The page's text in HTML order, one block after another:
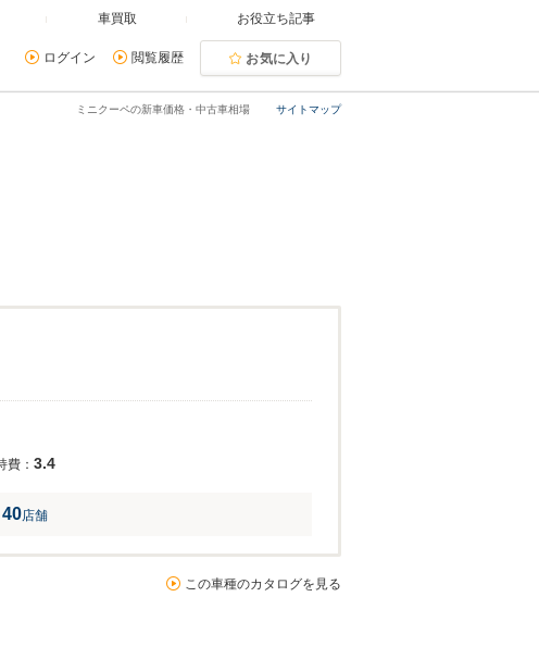
車買取 お役立ち記事
ログイン 閲覧履歴 お気に入り
サイトマップ
ミニクーペの新車価格・中古車相場
費： 3.4
40店舗
この車種のカタログを見る